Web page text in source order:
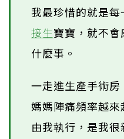
我最珍惜的就是
接生寶寶，就不
什麼事。
一走進生產手術
媽媽陣痛頻率越
由我執行，是我